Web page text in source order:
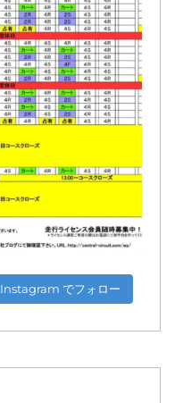
Instagram でフォロー